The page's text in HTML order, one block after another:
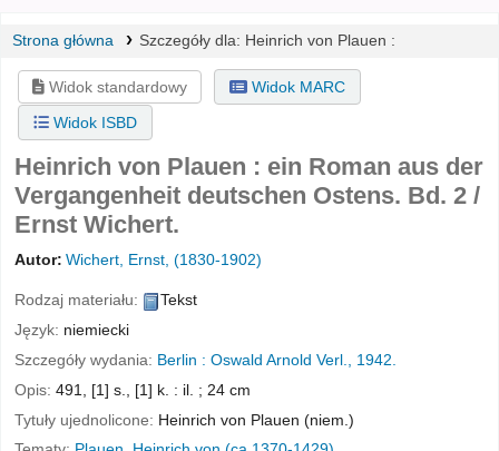
Strona główna Szczegóły dla: Heinrich von Plauen :
Widok standardowy
Widok MARC
Widok ISBD
Heinrich von Plauen : ein Roman aus der
Vergangenheit deutschen Ostens. Bd. 2 /
Ernst Wichert.
Autor: Wichert, Ernst, (1830-1902)
Rodzaj materiału:
Tekst
Język: niemiecki
Szczegóły wydania: Berlin : Oswald Arnold Verl.,
1942.
Opis: 491, [1] s., [1] k. : il. ; 24 cm
Tytuły ujednolicone: Heinrich von Plauen (niem.)